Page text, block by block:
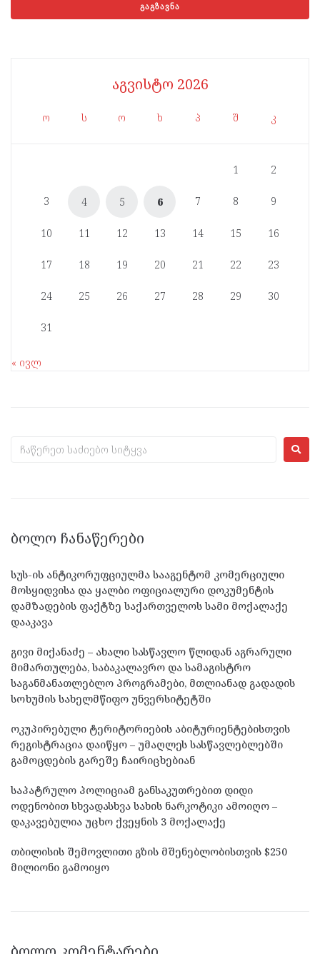
აგვისტო 2026
ო ს ო ხ პ შ კ
1 2
3 4 5 6 7 8 9
10 11 12 13 14 15 16
17 18 19 20 21 22 23
24 25 26 27 28 29 30
31
« ივლ
ᲑᲝᲚᲝ ᲩᲐᲜᲐᲬᲔᲠᲔᲑᲘ
სუს-ის ანტიკორუფციულმა სააგენტომ კომერციული
მოსყიდვისა და ყალბი ოფიციალური დოკუმენტის
დამზადების ფაქტზე საქართველოს სამი მოქალაქე
დააკავა
გივი მიქანაძე – ახალი სასწავლო წლიდან აგრარული
მიმართულება, საბაკალავრო და სამაგისტრო
საგანმანათლებლო პროგრამები, მთლიანად გადადის
სოხუმის სახელმწიფო უნვერსიტეტში
ოკუპირებული ტერიტორიების აბიტურიენტებისთვის
რეგისტრაცია დაიწყო – უმაღლეს სასწავლებლებში
გამოცდების გარეშე ჩაირიცხებიან
საპატრულო პოლიციამ განსაკუთრებით დიდი
ოდენობით სხვადასხვა სახის ნარკოტიკი ამოიღო –
დაკავებულია უცხო ქვეყნის 3 მოქალაქე
თბილისის შემოვლითი გზის მშენებლობისთვის $250
მილიონი გამოიყო